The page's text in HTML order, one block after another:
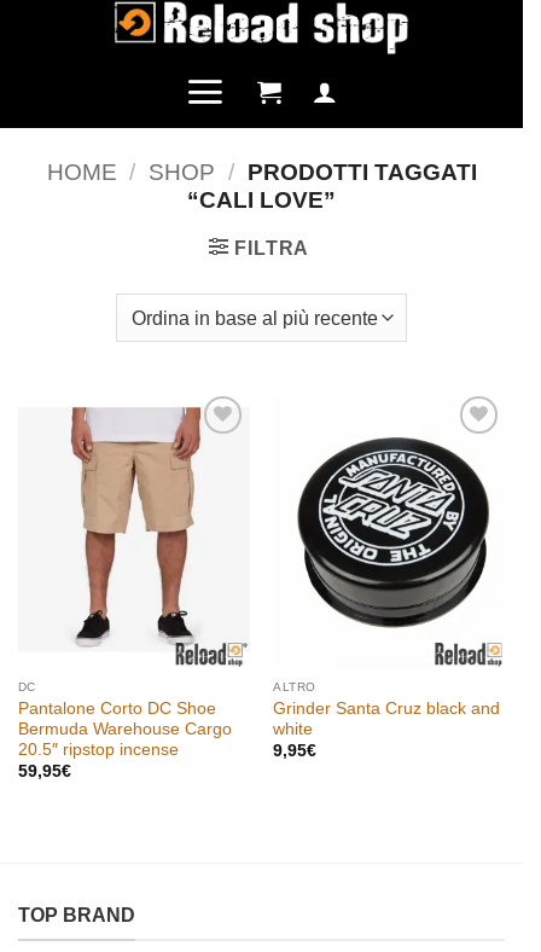
HOME / SHOP / PRODOTTI TAGGATI
“CALI LOVE”
FILTRA
Aggiungi
alla lista
desideri
DC
Pantalone Corto DC Shoe
Bermuda Warehouse Cargo
20.5″ ripstop incense
59,95€
Aggiungi
alla lista
dei
desideri
ALTRO
Grinder Santa Cruz black and
white
9,95€
TOP BRAND